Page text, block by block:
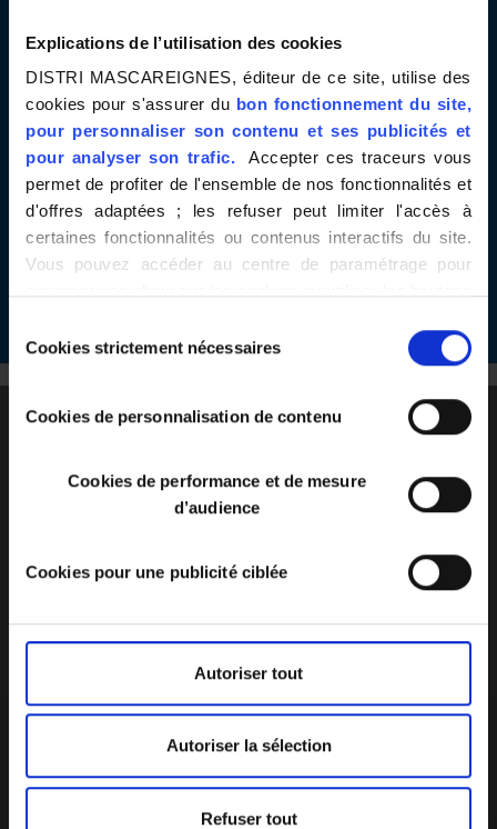
Explications de l’utilisation des cookies
DISTRI MASCAREIGNES, éditeur de ce site, utilise des
cookies pour s'assurer du bon fonctionnement du site,
pour personnaliser son contenu et ses publicités et
pour analyser son trafic. Accepter ces traceurs vous
permet de profiter de l'ensemble de nos fonctionnalités et
d'offres adaptées ; les refuser peut limiter l'accès à
certaines fonctionnalités ou contenus interactifs du site.
Vous pouvez accéder au centre de paramétrage pour
valable uniquement sur ce site pour une durée de 6 mois.
Vous pouvez changer d'avis à tout moment en cliquant
sur le bouton "paramétrer les cookies" en bas de chaque
page de notre site.
duCookies strictement nécessaires
Cookies de personnalisation de contenu
Cookies de performance et de mesure
d’audience
Cookies pour une publicité ciblée
Autoriser tout
Autoriser la sélection
Refuser tout
CAMPAGNE ALTERNANCE
E.Leclerc
Performances croisées
LABEL HAPPY TRAINEES
Job Dating Party 3 : inscrivez-vous !
Plan du site
Mentions légales
Nous contacter